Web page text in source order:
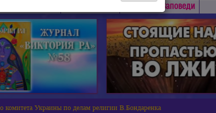
Заповеди
комитета Украины по делам религии В.Бондаренка